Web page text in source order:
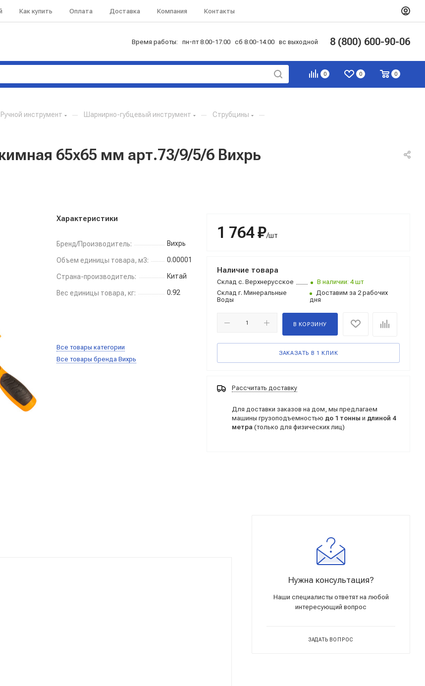
Как купить Оплата Доставка Компания Контакты
Время работы: пн-пт 8:00-17:00 сб 8:00-14:00 вс выходной 8 (800) 600-90-06
0 0 0
Ручной инструмент — Шарнирно-губцевый инструмент — Струбцины —
65х65 мм арт.73/9/5/6 Вихрь
Характеристики
Бренд/Производитель: Вихрь
Объем единицы товара, м3: 0.00001
Страна-производитель: Китай
Вес единицы товара, кг: 0.92
Все товары категории
Все товары бренда Вихрь
1 764 ₽/шт
Наличие товара
Склад с. Верхнерусское
В наличии: 4 шт
Склад г. Минеральные
Воды
Доставим за 2 рабочих
дня
В КОРЗИНУ
ЗАКАЗАТЬ В 1 КЛИК
Рассчитать доставку
Для доставки заказов на дом, мы предлагаем
машины грузоподъемностью до 1 тонны и длиной 4
метра (только для физических лиц)
Нужна консультация?
Наши специалисты ответят на любой
интересующий вопрос
ЗАДАТЬ ВОПРОС